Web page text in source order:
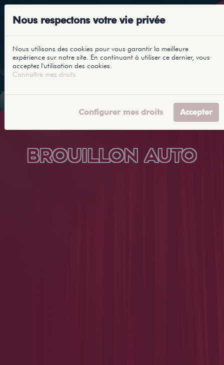
BROUILLON AUTO
Nous respectons votre vie privée
Nous utilisons des cookies pour vous garantir la meilleure
expérience sur notre site. En continuant à utiliser ce dernier, vous
acceptez l'utilisation des cookies.
Connaître mes droits
Configurer mes droits Accepter